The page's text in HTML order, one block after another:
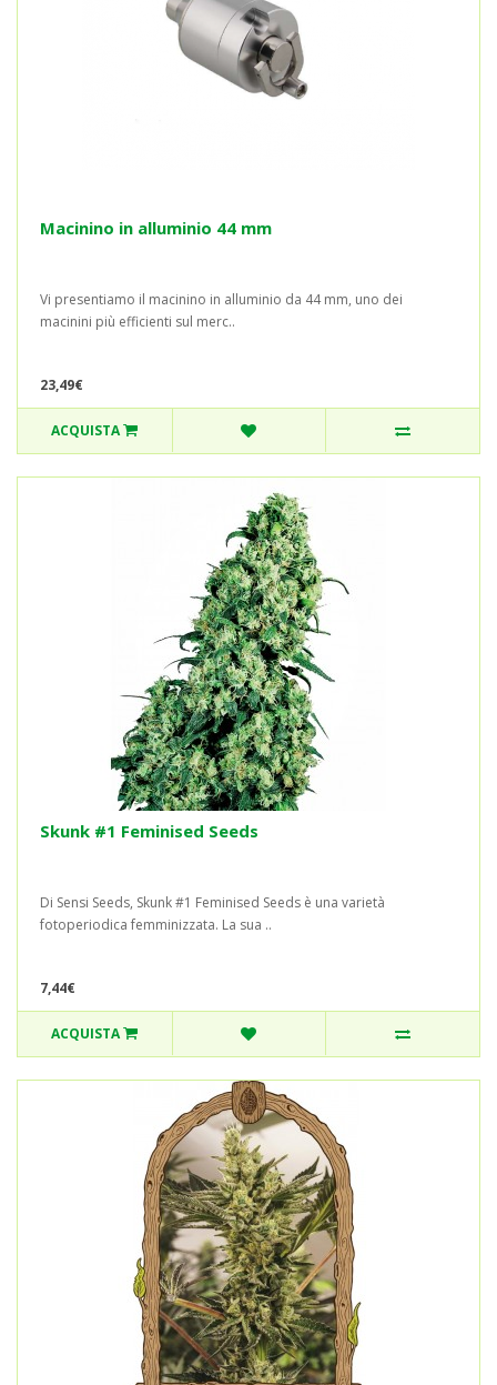
Macinino in alluminio 44 mm
Vi presentiamo il macinino in alluminio da 44 mm, uno dei
macinini più efficienti sul merc..
23,49€
ACQUISTA
Skunk #1 Feminised Seeds
Di Sensi Seeds, Skunk #1 Feminised Seeds è una varietà
fotoperiodica femminizzata. La sua ..
7,44€
ACQUISTA